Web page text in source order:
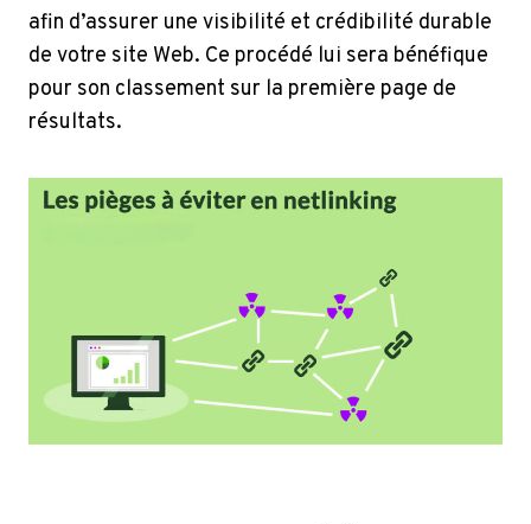
afin d’assurer une visibilité et crédibilité durable
de votre site Web. Ce procédé lui sera bénéfique
pour son classement sur la première page de
résultats.